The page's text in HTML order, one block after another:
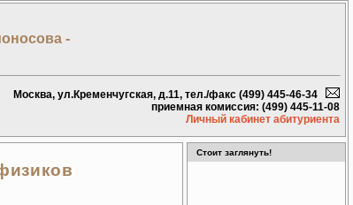
-
Москва, ул.Кременчугская, д.11, тел./факс (499) 445-46-34
приемная комиссия: (499) 445-11-08
Личный кабинет абитуриента
Стоит заглянуть!